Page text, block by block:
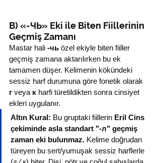
B) «-ЧЬ» Eki ile Biten Fiillerinin
Geçmiş Zamanı
Mastar hali -чь özel ekiyle biten fiiller
geçmiş zamana aktarılırken bu ek
tamamen düşer. Kelimenin kökündeki
sessiz harf durumuna göre fonetik olarak
г veya к harfi türetildikten sonra cinsiyet
ekleri uygulanır.
Altın Kural: Bu gruptaki fiillerin Eril Cins
çekiminde asla standart "-л" geçmiş
zaman eki bulunmaz. Kelime doğrudan
türeyen bu sert/yumuşak sessiz harflerle